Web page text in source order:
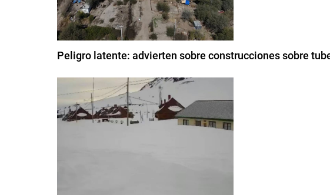
Peligro latente: advierten sobre construcciones sobre